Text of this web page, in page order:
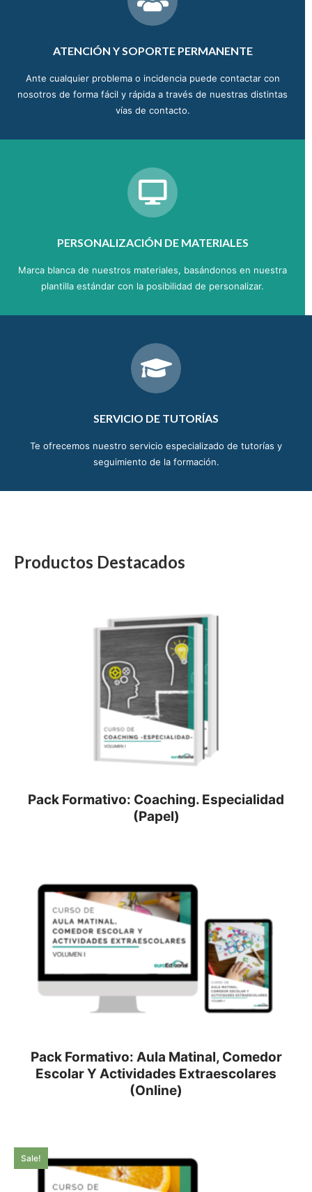
ATENCIÓN Y SOPORTE PERMANENTE
Ante cualquier problema o incidencia puede contactar con
nosotros de forma fácil y rápida a través de nuestras distintas
vías de contacto.
PERSONALIZACIÓN DE MATERIALES
Marca blanca de nuestros materiales, basándonos en nuestra
plantilla estándar con la posibilidad de personalizar.
SERVICIO DE TUTORÍAS
Te ofrecemos nuestro servicio especializado de tutorías y
seguimiento de la formación.
Productos Destacados
Pack Formativo: Coaching. Especialidad
(Papel)
Pack Formativo: Aula Matinal, Comedor
Escolar Y Actividades Extraescolares
(Online)
Sale!